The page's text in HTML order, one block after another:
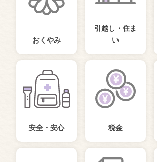
おくやみ
引越し・住ま
い
安全・安心 税金